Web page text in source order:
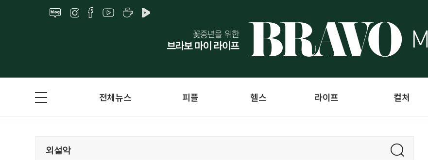
전체뉴스 피플 헬스 라이프 컬처